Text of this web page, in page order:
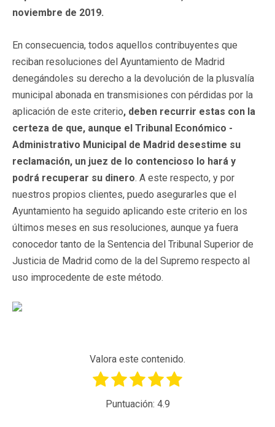
noviembre de 2019.
En consecuencia, todos aquellos contribuyentes que
reciban resoluciones del Ayuntamiento de Madrid
denegándoles su derecho a la devolución de la plusvalía
municipal abonada en transmisiones con pérdidas por la
aplicación de este criterio, deben recurrir estas con la
certeza de que, aunque el Tribunal Económico -
Administrativo Municipal de Madrid desestime su
reclamación, un juez de lo contencioso lo hará y
podrá recuperar su dinero. A este respecto, y por
nuestros propios clientes, puedo asegurarles que el
Ayuntamiento ha seguido aplicando este criterio en los
últimos meses en sus resoluciones, aunque ya fuera
conocedor tanto de la Sentencia del Tribunal Superior de
Justicia de Madrid como de la del Supremo respecto al
uso improcedente de este método.
Valora este contenido.
Puntuación: 4.9